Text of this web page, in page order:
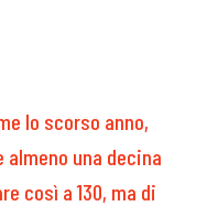
lo scorso anno,
una decina
così a 130, ma di